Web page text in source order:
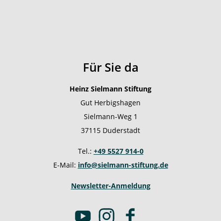
Für Sie da
Heinz Sielmann Stiftung
Gut Herbigshagen
Sielmann-Weg 1
37115 Duderstadt
Tel.: +49 5527 914-0
E-Mail: info@sielmann-stiftung.de
Newsletter-Anmeldung
Y
I
F